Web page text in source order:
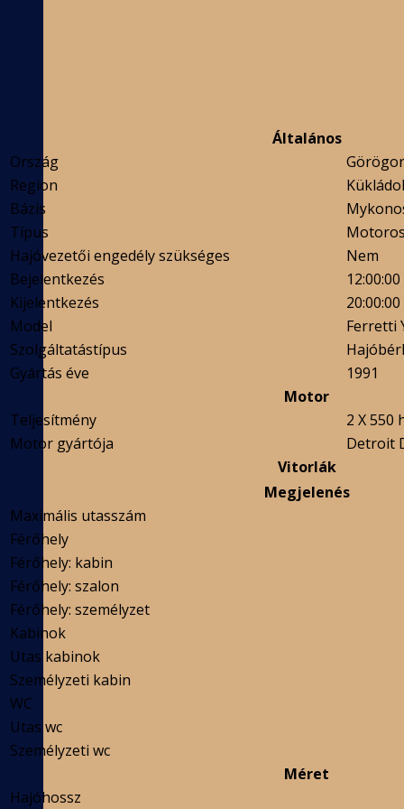
Általános
Ország
Region
Bázis
Típus
Hajóvezetői engedély szükséges
Nem
Bejelentkezés
12:00:00
Kijelentkezés
20:00:00
Model
Ferretti
Szolgáltatástípus
Gyártás éve
1991
Motor
Teljesítmény
2 X 550
Motor gyártója
Detroit
Vitorlák
Megjelenés
Maximális utasszám
Férőhely
Férőhely: kabin
Férőhely: szalon
Férőhely: személyzet
Kabinok
Utas kabinok
Személyzeti kabin
WC
Utas wc
Személyzeti wc
Méret
Hajóhossz